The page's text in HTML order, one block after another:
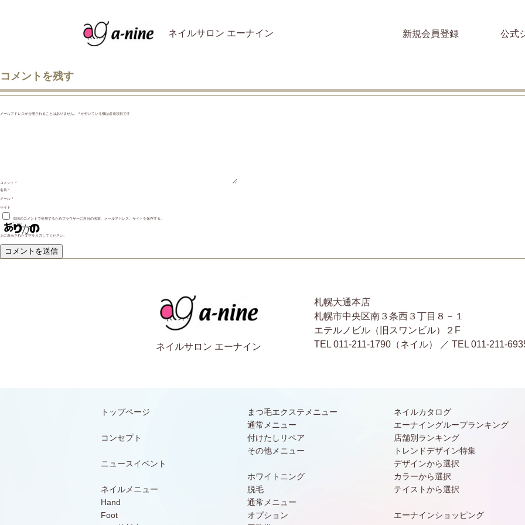
ネイルサロン エーナイン 新規会員登録 公式
コメントを残す
メールアドレスが公開されることはありません。 * が付いている欄は必須項目です
コメント *
名前 *
メール *
サイト
次回のコメントで使用するためブラウザーに自分の名前、メールアドレス、サイトを保存する。
上に表示された文字を入力してください。
ネイルサロン エーナイン
札幌大通本店
札幌市中央区南３条西３丁目８－１
エテルノビル（旧スワンビル）２F
TEL 011-211-1790（ネイル） ／ TEL 011-211-
トップページ
コンセプト
ニュースイベント
ネイルメニュー
Hand
Foot
まつ毛エクステメニュー
通常メニュー
付けたしリペア
その他メニュー
ホワイトニング
脱毛
通常メニュー
オプション
ネイルカタログ
エーナイングループランキング
店舗別ランキング
トレンドデザイン特集
デザインから選択
カラーから選択
テイストから選択
エーナインショッピング